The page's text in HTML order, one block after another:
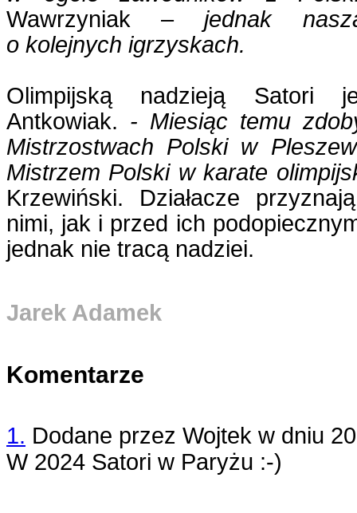
Wawrzyniak –jednak
o kolejnych igrzyskach.
Olimpijską nadzieją Satori
Antkowiak. - Miesiąc temu
Mistrzostwach Polski w
Mistrzem Polski w karate
Krzewiński. Działacze
nimi, jak i przed ich
jednak nie tracą nadziei.
Jarek Adamek
Komentarze
1. Dodane przez Wojtek w dniu
W 2024 Satori w Paryżu :-)